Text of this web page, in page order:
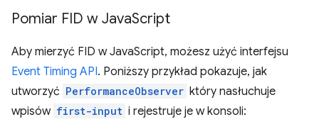
Pomiar FID w JavaScript
Aby mierzyć FID w JavaScript, możesz użyć interfejsu
Event Timing API. Poniższy przykład pokazuje, jak
utworzyć PerformanceObserver który nasłuchuje
wpisów first-input i rejestruje je w konsoli: